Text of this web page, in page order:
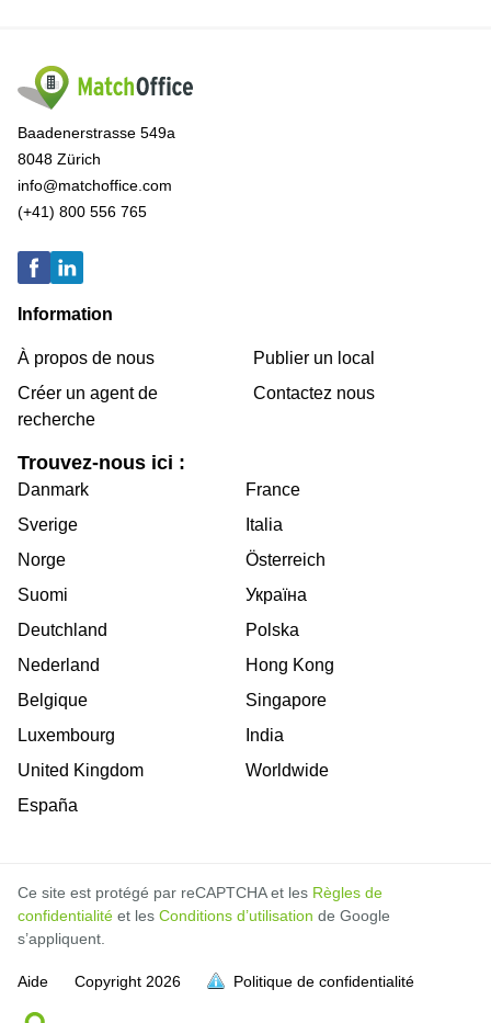
Baadenerstrasse 549a
8048 Zürich
info@matchoffice.com
(+41) 800 556 765
Information
À propos de nous
Créer un agent de
recherche
Publier un local
Contactez nous
Trouvez-nous ici :
Danmark
Sverige
Norge
Suomi
Deutchland
Nederland
Belgique
Luxembourg
United Kingdom
España
France
Italia
Österreich
Україна
Polska
Hong Kong
Singapore
India
Worldwide
Ce site est protégé par reCAPTCHA et les Règles de
confidentialité et les Conditions d’utilisation de Google
s’appliquent.
Aide Copyright 2026 Politique de confidentialité